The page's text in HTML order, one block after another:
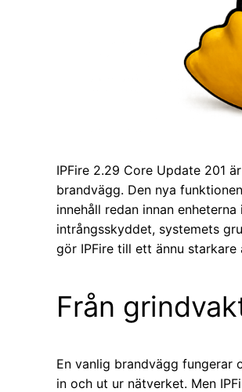
IPFire 2.29 Core Update 201
brandvägg. Den nya
innehåll redan innan
intrångsskyddet, systemets
gör IPFire till ett ännu
Från
En vanlig brandvägg fungerar
in och ut ur nätverket. Men